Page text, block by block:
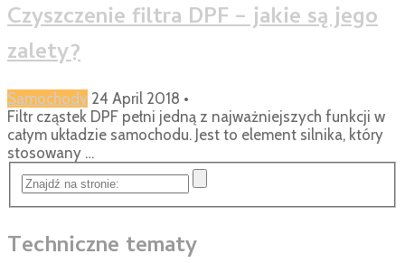
Czyszczenie filtra DPF – jakie są jego
zalety?
Samochody 24 April 2018 •
Filtr cząstek DPF pełni jedną z najważniejszych funkcji w
całym układzie samochodu. Jest to element silnika, który
stosowany …
Techniczne tematy